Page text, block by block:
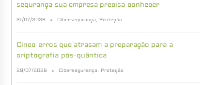
segurança sua empresa precisa conhecer
31/07/2026 Cibersegurança, Proteção
Cinco erros que atrasam a preparação para a
criptografia pós-quântica
29/07/2026 Cibersegurança, Proteção